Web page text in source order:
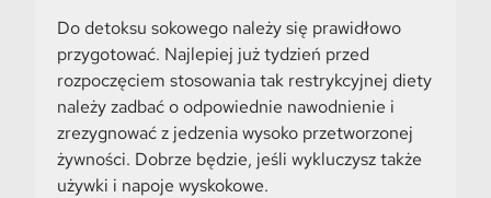
Do detoksu sokowego należy się prawidłowo
przygotować. Najlepiej już tydzień przed
rozpoczęciem stosowania tak restrykcyjnej diety
należy zadbać o odpowiednie nawodnienie i
zrezygnować z jedzenia wysoko przetworzonej
żywności. Dobrze będzie, jeśli wykluczysz także
używki i napoje wyskokowe.